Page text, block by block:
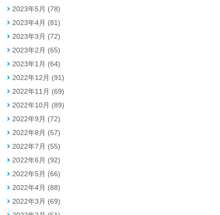
2023年5月 (78)
2023年4月 (81)
2023年3月 (72)
2023年2月 (65)
2023年1月 (64)
2022年12月 (91)
2022年11月 (69)
2022年10月 (89)
2022年9月 (72)
2022年8月 (57)
2022年7月 (55)
2022年6月 (92)
2022年5月 (66)
2022年4月 (88)
2022年3月 (69)